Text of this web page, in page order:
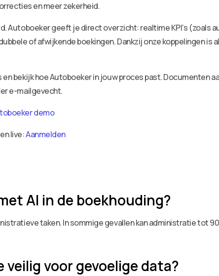
en meer zekerheid.
Autoboeker geeft je direct overzicht: realtime KPI’s (zoals
of afwijkende boekingen. Dankzij onze koppelingen is
bekijk hoe Autoboeker in jouw proces past. Documenten
e-mailgevecht.
demo
live:Aanmelden
AI in de boekhouding?
taken. In sommige gevallen kan administratie tot
voor gevoelige data?